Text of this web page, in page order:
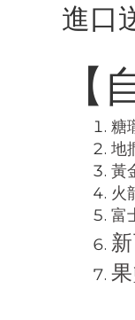
進口
糖
地
黃
火
富